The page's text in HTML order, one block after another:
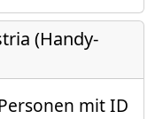
(Handy-
mit ID